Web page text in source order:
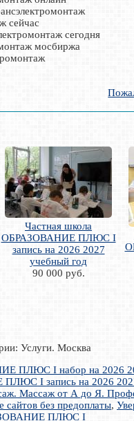
сейчас
сегодня
мосбиржа
Частная школа
ОБРАЗОВАНИЕ ПЛЮС I
запись на 2026 2027
учебный год
90 000 руб.
Услуги. Москва
ПЛЮС I набор на 2026
I запись на 2026
Массаж от А до Я.
сайтов без предоплаты,
ПЛЮС I